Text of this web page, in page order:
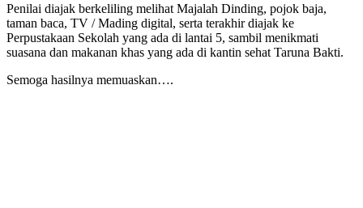
Penilai diajak berkeliling melihat Majalah Dinding, pojok baja,
taman baca, TV / Mading digital, serta terakhir diajak ke
Perpustakaan Sekolah yang ada di lantai 5, sambil menikmati
suasana dan makanan khas yang ada di kantin sehat Taruna Bakti.
Semoga hasilnya memuaskan….